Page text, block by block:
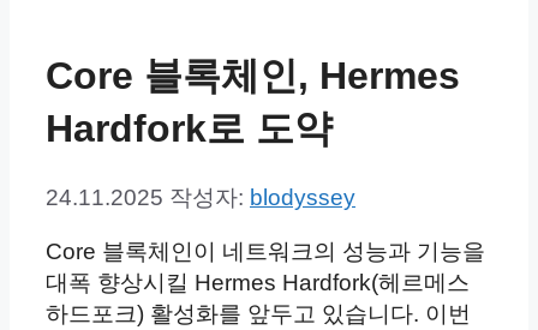
Core 블록체인, Hermes
Hardfork로 도약
24.11.2025 작성자: blodyssey
Core 블록체인이 네트워크의 성능과 기능을
대폭 향상시킬 Hermes Hardfork(헤르메스
하드포크) 활성화를 앞두고 있습니다. 이번